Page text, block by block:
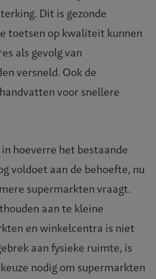
Dit is gezonde
toetsen op kwaliteit kunnen
als gevolg van
versneld. Ook de
voor snellere
hoeverre het bestaande
voldoet aan de behoefte, nu
supermarkten vraagt.
aan te kleine
en winkelcentra is niet
aan fysieke ruimte, is
nodig om supermarkten